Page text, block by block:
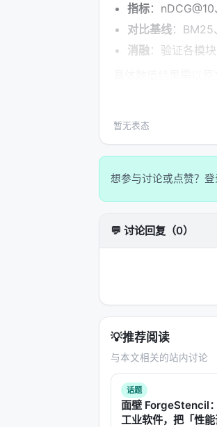
指标：
对比基线：BM25
消融 ：验证各模
具体数值结果需以
主要结论与洞察
对 Search / Rec /
合成数据需防知识泄
工评估交叉验证；
局限性与未来工作
局限性可能包括：
与本 Awesome
可沿「检索 → 排序
相关条目交叉引用
暂无表态
想参与讨论或点赞？
💬 讨论回复（0）
💡推荐阅读
与本文相关的站内讨论
话题
面壁 ForgeStencil
工业软件，把「性